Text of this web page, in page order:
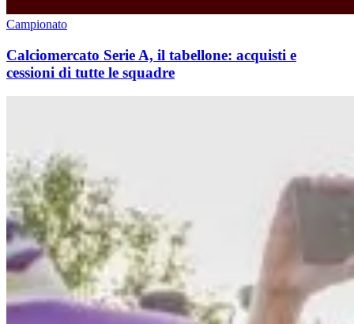
Campionato
Calciomercato Serie A, il tabellone: acquisti e
cessioni di tutte le squadre